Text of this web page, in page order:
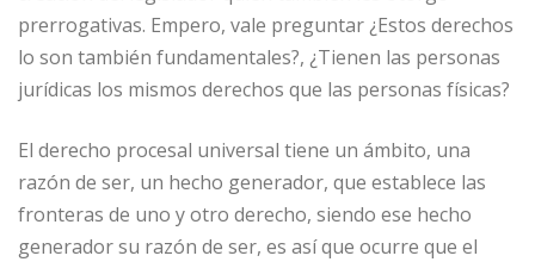
prerrogativas. Empero, vale preguntar ¿Estos derechos
lo son también fundamentales?, ¿Tienen las personas
jurídicas los mismos derechos que las personas físicas?
El derecho procesal universal tiene un ámbito, una
razón de ser, un hecho generador, que establece las
fronteras de uno y otro derecho, siendo ese hecho
generador su razón de ser, es así que ocurre que el